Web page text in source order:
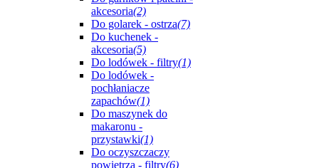
akcesoria(2)
Do golarek - ostrza(7)
Do kuchenek -
akcesoria(5)
Do lodówek - filtry(1)
Do lodówek -
pochłaniacze
zapachów(1)
Do maszynek do
makaronu -
przystawki(1)
Do oczyszczaczy
powietrza - filtry(6)